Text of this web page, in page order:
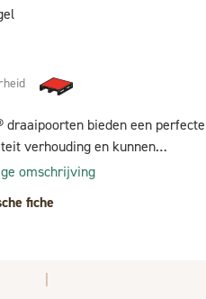
draaipoorten bieden een perfecte
verhouding en kunnen
worden met meerdere
gelast 2D paneel.
omschrijving
fiche
|